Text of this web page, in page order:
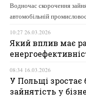
Водночас скорочення
автомобільній
10:27 26.03.2026
Який вплив має
08:34 16.03.2026
У Польщі зростає
зайнятість у